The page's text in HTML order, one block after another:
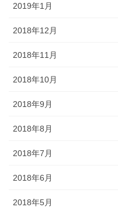
2019年1月
2018年12月
2018年11月
2018年10月
2018年9月
2018年8月
2018年7月
2018年6月
2018年5月